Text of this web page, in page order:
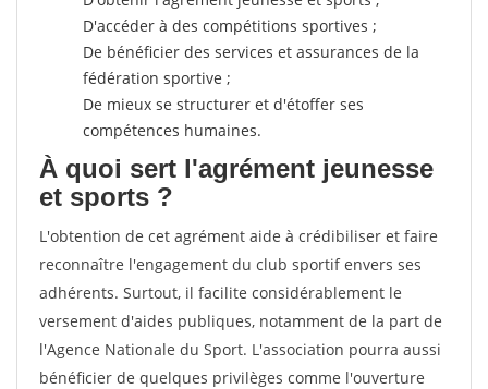
D'accéder à des compétitions sportives ;
De bénéficier des services et assurances de la
fédération sportive ;
De mieux se structurer et d'étoffer ses
compétences humaines.
À quoi sert l'agrément jeunesse
et sports ?
L'obtention de cet agrément aide à crédibiliser et faire
reconnaître l'engagement du club sportif envers ses
adhérents. Surtout, il facilite considérablement le
versement d'aides publiques, notamment de la part de
l'Agence Nationale du Sport. L'association pourra aussi
bénéficier de quelques privilèges comme l'ouverture